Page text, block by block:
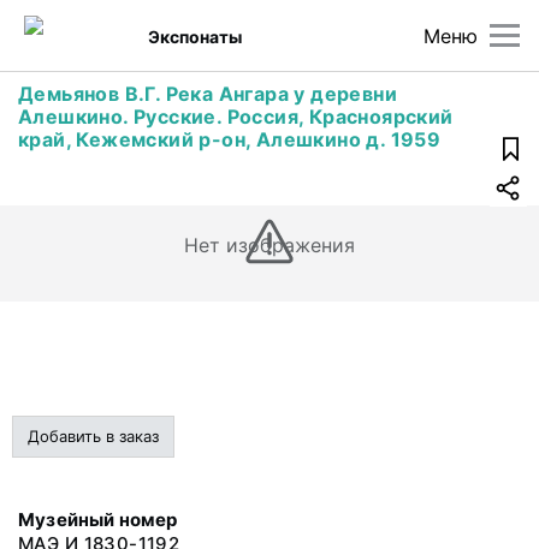
Меню
Экспонаты
Демьянов В.Г. Река Ангара у деревни
Алешкино. Русские. Россия, Красноярский
край, Кежемский р-он, Алешкино д. 1959
Нет изображения
Добавить в заказ
Музейный номер
МАЭ И 1830-1192